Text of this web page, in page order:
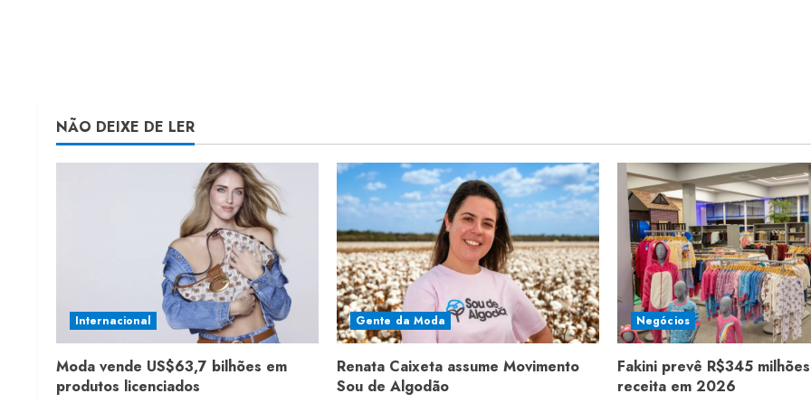
NÃO DEIXE DE LER
Internacional
Moda vende US$63,7 bilhões em
produtos licenciados
Gente da Moda
Renata Caixeta assume Movimento
Sou de Algodão
Negócios
Fakini prevê R$345
receita em 2026